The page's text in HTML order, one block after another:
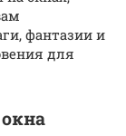
фантазии и
для